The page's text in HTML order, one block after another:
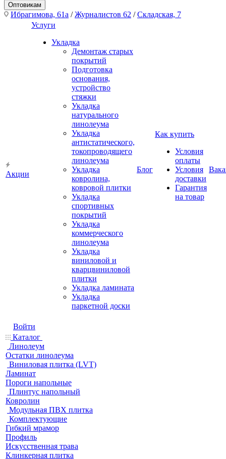
Оптовикам
Ибрагимова, 61а /Журналистов 62 /Складская, 7
Акции
Услуги
Укладка
Демонтаж старых
покрытий
Подготовка
основания,
устройство
стяжки
Укладка
натурального
линолеума
Укладка
антистатического,
токопроводящего
линолеума
Укладка
ковролина,
ковровой плитки
Укладка
спортивных
покрытий
Укладка
коммерческого
линолеума
Укладка
виниловой и
кварцвиниловой
плитки
Укладка ламината
Укладка
паркетной доски
Блог
Как купить
Условия
оплаты
Условия
доставки
Гарантия
на товар
Войти
Каталог
Линолеум
Остатки линолеума
Виниловая плитка (LVT)
Ламинат
Пороги напольные
Плинтус напольный
Ковролин
Модульная ПВХ плитка
Комплектующие
Гибкий мрамор
Профиль
Искусственная трава
Клинкерная плитка